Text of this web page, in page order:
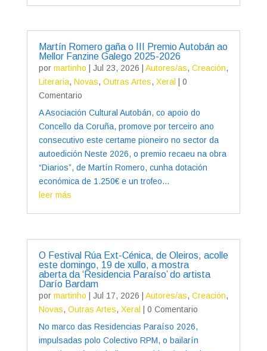
Martín Romero gaña o III Premio Autobán ao
Mellor Fanzine Galego 2025-2026
por martinho Jul 23, 2026 Autores/as, Creación,
Literaria, Novas, Outras Artes, Xeral
| 0
Comentario
A Asociación Cultural Autobán, co apoio do
Concello da Coruña, promove por terceiro ano
consecutivo este certame pioneiro no sector da
autoedición Neste 2026, o premio recaeu na obra
“Diarios”, de Martín Romero, cunha dotación
económica de 1.250€ e un trofeo...
leer más
O Festival Rúa Ext-Cénica, de Oleiros, acolle
este domingo, 19 de xullo, a mostra
aberta da ‘Residencia Paraíso’ do artista
Darío Bardam
por martinho Jul 17, 2026 Autores/as, Creación,
Novas, Outras Artes, Xeral
| 0 Comentario
No marco das Residencias Paraíso 2026,
impulsadas polo Colectivo RPM, o bailarín